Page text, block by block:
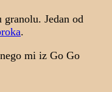
Jedan od
.
mi iz Go Go